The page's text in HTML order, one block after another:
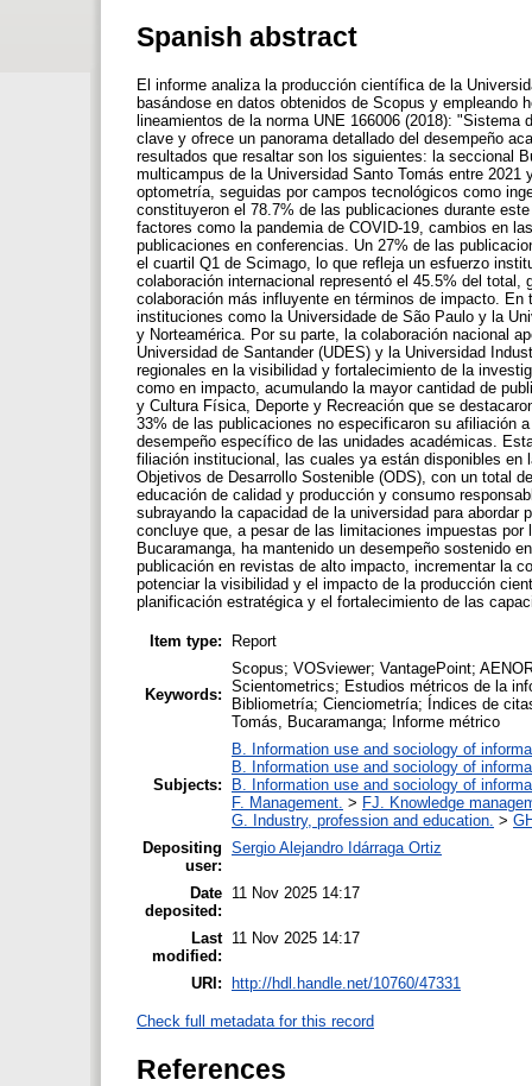
Spanish abstract
El informe analiza la producción científica de la
basándose en datos obtenidos de Scopus y empleando
lineamientos de la norma UNE 166006 (2018):
clave y ofrece un panorama detallado del desempeño
resultados que resaltar son los siguientes: la seccional
multicampus de la Universidad Santo Tomás entre
optometría, seguidas por campos tecnológicos como
constituyeron el 78.7% de las publicaciones durante
factores como la pandemia de COVID-19, cambios en
publicaciones en conferencias. Un 27% de las
el cuartil Q1 de Scimago, lo que refleja un esfuerzo
colaboración internacional representó el 45.5% del
colaboración más influyente en términos de impacto.
instituciones como la Universidade de São Paulo y la
y Norteamérica. Por su parte, la colaboración nacional
Universidad de Santander (UDES) y la Universidad
regionales en la visibilidad y fortalecimiento de la
como en impacto, acumulando la mayor cantidad de
y Cultura Física, Deporte y Recreación que se
33% de las publicaciones no especificaron su afiliación
desempeño específico de las unidades académicas.
filiación institucional, las cuales ya están disponibles
Objetivos de Desarrollo Sostenible (ODS), con un total
educación de calidad y producción y consumo
subrayando la capacidad de la universidad para
concluye que, a pesar de las limitaciones impuestas
Bucaramanga, ha mantenido un desempeño sostenido
publicación en revistas de alto impacto, incrementar la
potenciar la visibilidad y el impacto de la producción
planificación estratégica y el fortalecimiento de las
Item type: Report
Keywords:
Scopus; VOSviewer; VantagePoint;
Scientometrics; Estudios métricos de la
Bibliometría; Cienciometría; Índices de
Tomás, Bucaramanga; Informe métrico
Subjects:
B. Information use and sociology of
B. Information use and sociology of
B. Information use and sociology of
F. Management. > FJ. Knowledge
G. Industry, profession and education. >
Depositing
user:
Sergio Alejandro Idárraga Ortiz
Date
deposited:
11 Nov 2025 14:17
Last
modified:
11 Nov 2025 14:17
URI: http://hdl.handle.net/10760/47331
Check full metadata for this record
References